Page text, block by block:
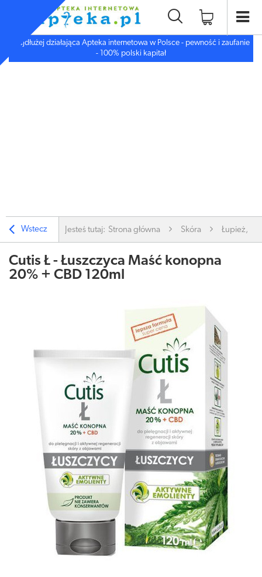
Najdłużej działająca Apteka internetowa w Polsce - pewność i zaufanie
- 100% polski kapitał
Wstecz Jesteś tutaj: Strona główna Skóra Łupież,
Cutis Ł - Łuszczyca Maść konopna
20% + CBD 120ml